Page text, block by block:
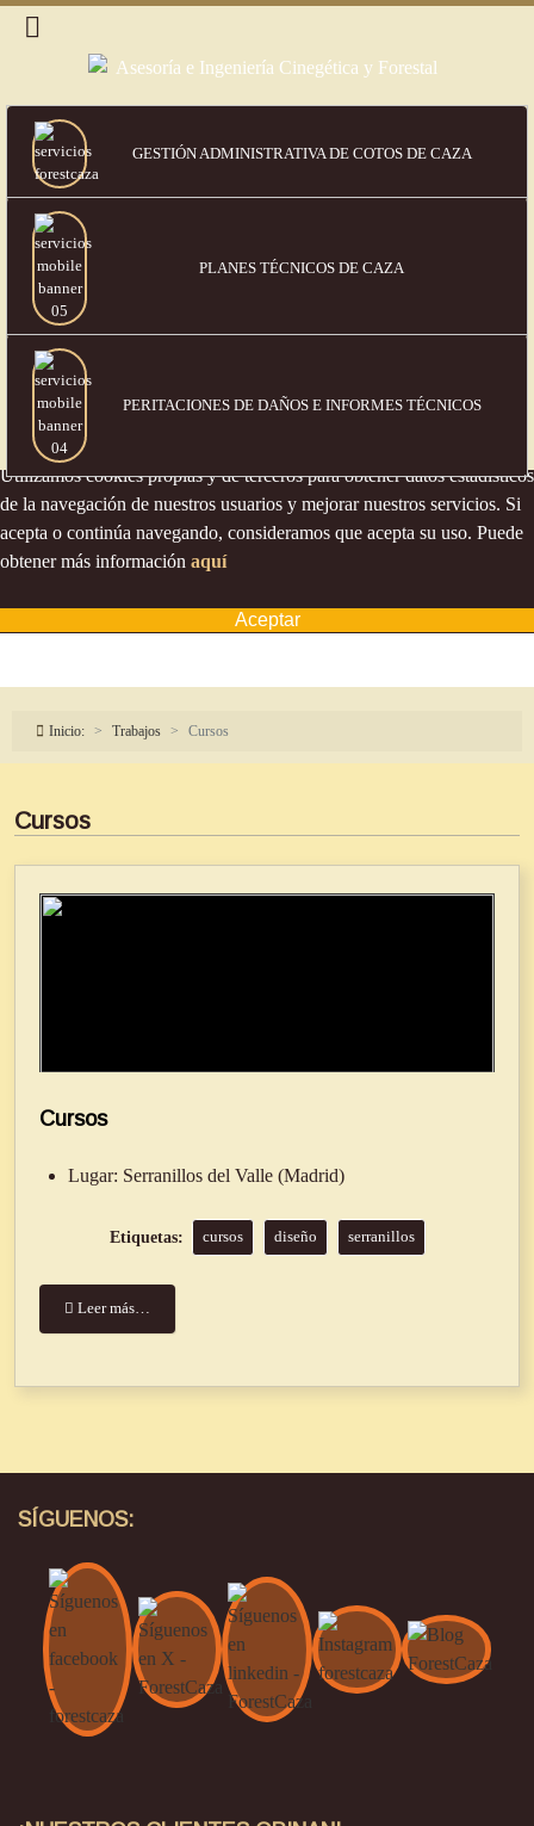
GESTIÓN ADMINISTRATIVA DE COTOS DE CAZA
PLANES TÉCNICOS DE CAZA
PERITACIONES DE DAÑOS E INFORMES TÉCNICOS
Política de cookies
Utilizamos cookies propias y de terceros para obtener datos estadísticos
de la navegación de nuestros usuarios y mejorar nuestros servicios. Si
acepta o continúa navegando, consideramos que acepta su uso. Puede
obtener más información aquí
Aceptar
Inicio: Trabajos Cursos
Cursos
Cursos
Lugar: Serranillos del Valle (Madrid)
cursos diseño serranillos
Leer más…
SÍGUENOS: